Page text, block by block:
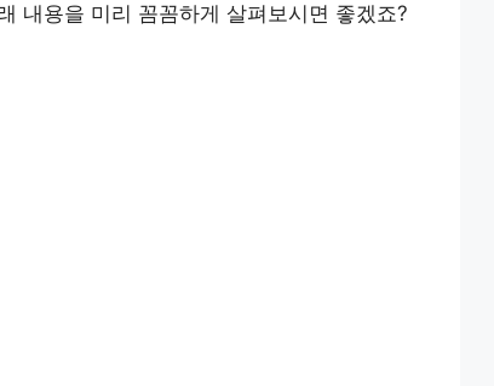
내용을 미리 꼼꼼하게 살펴보시면 좋겠죠?